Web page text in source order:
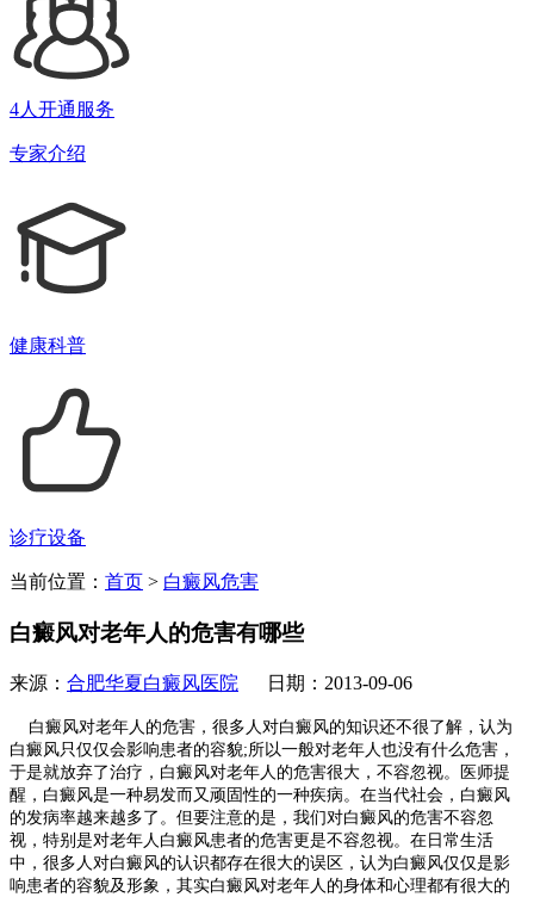
4人开通服务
专家介绍
健康科普
诊疗设备
当前位置： 首页 > 白癜风危害
白癜风对老年人的危害有哪些
来源： 合肥华夏白癜风医院 日期：2013-09-06
白癜风对老年人的危害，很多人对白癜风的知识还不很了解，认为
白癜风只仅仅会影响患者的容貌;所以一般对老年人也没有什么危害，
于是就放弃了治疗，白癜风对老年人的危害很大，不容忽视。医师提
醒，白癜风是一种易发而又顽固性的一种疾病。在当代社会，白癜风
的发病率越来越多了。但要注意的是，我们对白癜风的危害不容忽
视，特别是对老年人白癜风患者的危害更是不容忽视。在日常生活
中，很多人对白癜风的认识都存在很大的误区，认为白癜风仅仅是影
响患者的容貌及形象，其实白癜风对老年人的身体和心理都有很大的